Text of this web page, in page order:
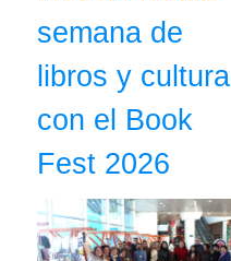
semana de
libros y cultura
con el Book
Fest 2026